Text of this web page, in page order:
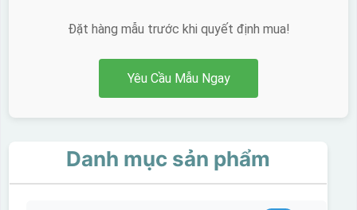
Đặt hàng mẫu trước khi quyết định mua!
Yêu Cầu Mẫu Ngay
Danh mục sản phẩm